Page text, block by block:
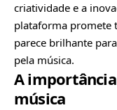
criatividade e a
plataforma promete
parece brilhante
pela música.
A
música